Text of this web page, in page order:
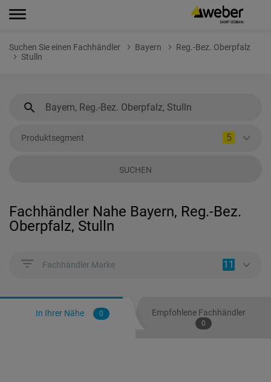
Suchen Sie einen Fachhändler Bayern
Reg.-Bez. Oberpfalz
Stulln
Produktsegment 5
SUCHEN
Fachhändler Nahe Bayern, Reg.-Bez.
Oberpfalz, Stulln
Fachhändler Marke 11
In Ihrer Nähe 0 Empfohlene Fachhändler
0